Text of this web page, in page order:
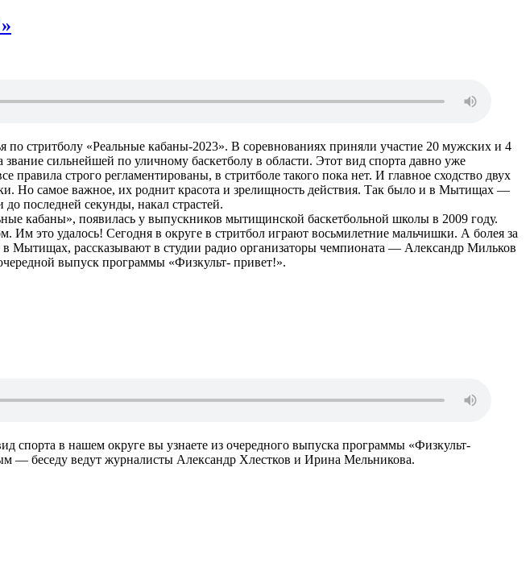
стритболу «Реальные кабаны-2023». В соревнованиях приняли участие 20 мужских и 4
сильнейшей по уличному баскетболу в области. Этот вид спорта давно уже
строго регламентированы, в стритболе такого пока нет. И главное сходство двух
Но самое важное, их роднит красота и зрелищность действия. Так было и в Мытищах —
последней секунды, накал страстей.
кабаны», появилась у выпускников мытищинской баскетбольной школы в 2009 году.
Им это удалось! Сегодня в округе в стритбол играют восьмилетние мальчишки. А болея за
Мытищах, рассказывают в студии радио организаторы чемпионата — Александр Мильков
выпуск программы «Физкульт- привет!».
в нашем округе вы узнаете из очередного выпуска программы «Физкульт-
— беседу ведут журналисты Александр Хлестков и Ирина Мельникова.